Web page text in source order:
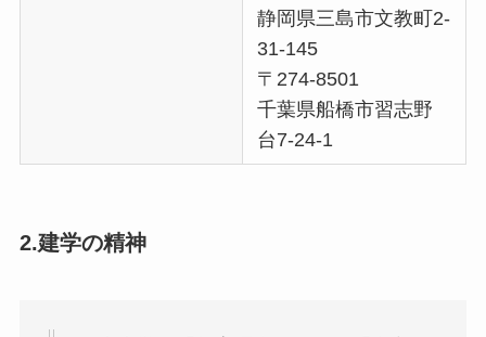
静岡県三島市文教町2-
31-145
〒274-8501
千葉県船橋市習志野
台7-24-1
2.建学の精神